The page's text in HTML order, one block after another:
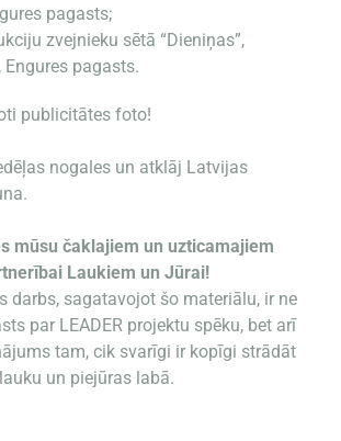
pagasts;
zvejnieku sētā “Dieniņas”,
Engures pagasts.
publicitātes foto!
nogales un atklāj Latvijas
mūsu čaklajiem un uzticamajiem
Laukiem un Jūrai!
darbs, sagatavojot šo materiālu, ir ne
par LEADER projektu spēku, bet arī
tam, cik svarīgi ir kopīgi strādāt
un piejūras labā.